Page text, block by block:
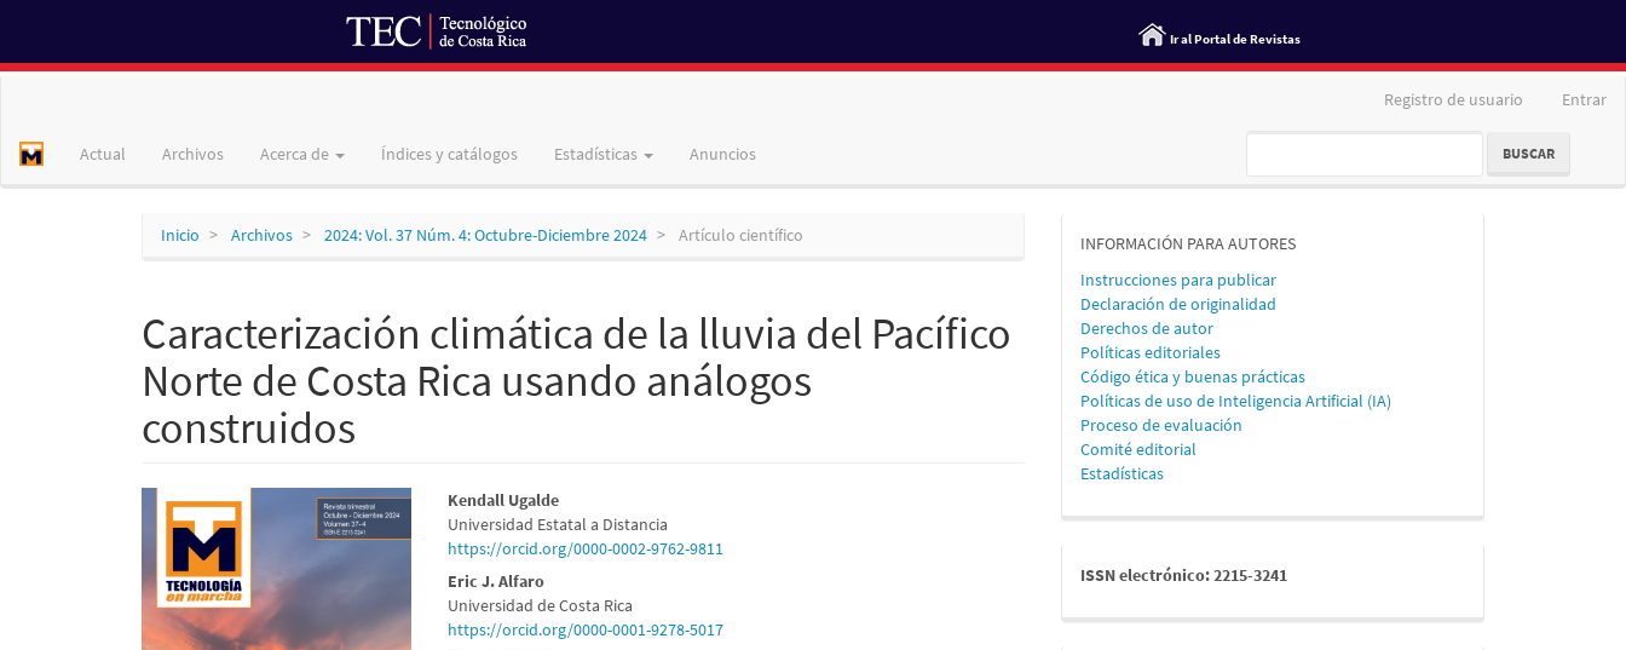
Ir al Portal de Revistas
principal
Registro de usuario Entrar
Actual Archivos Acerca de Índices y catálogos Estadísticas Anuncios BUSCAR
Inicio Archivos 2024: Vol. 37 Núm. 4: Octubre-Diciembre 2024 Artículo científico
Caracterización climática de la lluvia del Pacífico
Norte de Costa Rica usando análogos
construidos
Barra
lateral
del
artículo
Contenido
principal
del
artículo
Kendall Ugalde
Universidad Estatal a Distancia
https://orcid.org/0000-0002-9762-9811
Eric J. Alfaro
Universidad de Costa Rica
https://orcid.org/0000-0001-9278-5017
informacion
INFORMACIÓN PARA AUTORES
Instrucciones para publicar
Declaración de originalidad
Derechos de autor
Políticas editoriales
Código ética y buenas prácticas
Políticas de uso de Inteligencia Artificial (IA)
Proceso de evaluación
Comité editorial
Estadísticas
issn
ISSN electrónico: 2215-3241